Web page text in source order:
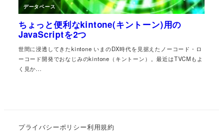
プライバシーポリシー利用規約